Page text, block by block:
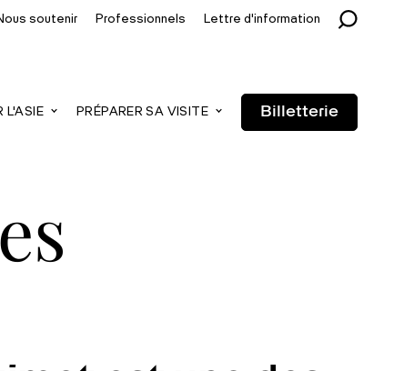
L'ASIE PRÉPARER SA VISITE Billetterie
soutenir Professionnels Lettre d'information